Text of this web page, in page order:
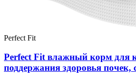
Perfect Fit
Perfect Fit влажный корм для
поддержания здоровья почек,